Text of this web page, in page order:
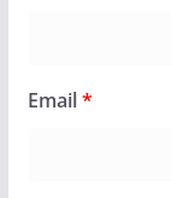
Email*